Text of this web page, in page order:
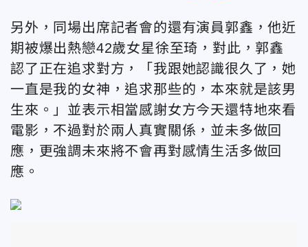
另外，同場出席記者會的還有演員郭鑫，他近
期被爆出熱戀42歲女星徐至琦，對此，郭鑫
認了正在追求對方，「我跟她認識很久了，她
一直是我的女神，追求那些的，本來就是該男
生來。」並表示相當感謝女方今天還特地來看
電影，不過對於兩人真實關係，並未多做回
應，更強調未來將不會再對感情生活多做回
應。